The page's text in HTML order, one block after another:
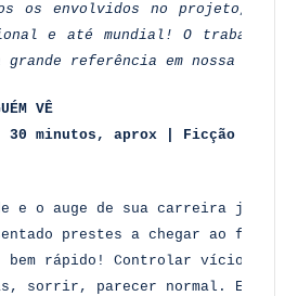
os envolvidos no projeto,
e até mundial! O trabalho
grande referência em nossa
VÊ
minutos, aprox | Ficção |
e o auge de sua carreira já
prestes a chegar ao fundo
bem rápido! Controlar vícios,
sorrir, parecer normal.